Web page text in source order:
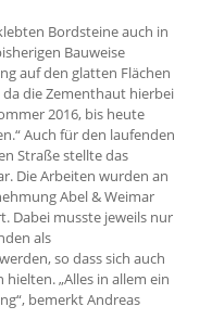
Bordsteine auch in
Bauweise
auf den glatten Flächen
die Zementhaut hierbei
2016, bis heute
Auch für den laufenden
Straße stellte das
Die Arbeiten wurden an
Abel & Weimar
Dabei musste jeweils nur
als
so dass sich auch
„Alles in allem ein
bemerkt Andreas